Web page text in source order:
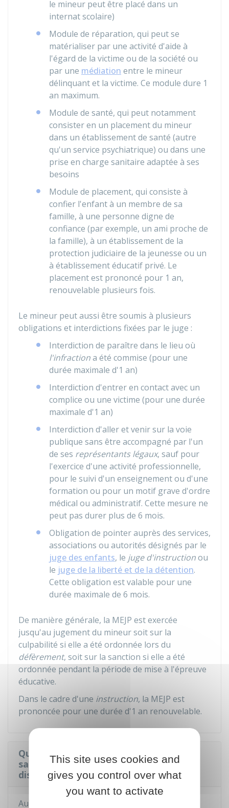
le mineur peut être placé dans un
internat scolaire)
Module de réparation, qui peut se
matérialiser par une activité d'aide à
l'égard de la victime ou de la société ou
par une médiation entre le mineur
délinquant et la victime. Ce module dure 1
an maximum.
Module de santé, qui peut notamment
consister en un placement du mineur
dans un établissement de santé (autre
qu'un service psychiatrique) ou dans une
prise en charge sanitaire adaptée à ses
besoins
Module de placement, qui consiste à
confier l'enfant à un membre de sa
famille, à une personne digne de
confiance (par exemple, un ami proche de
la famille), à un établissement de la
protection judiciaire de la jeunesse ou un
à établissement éducatif privé. Le
placement est prononcé pour 1 an,
renouvelable plusieurs fois.
Le mineur peut aussi être soumis à plusieurs
obligations et interdictions fixées par le juge :
Interdiction de paraître dans le lieu où
l'infractiona été commise (pour une
durée maximale d'1 an)
Interdiction d'entrer en contact avec un
complice ou une victime (pour une durée
maximale d'1 an)
Interdiction d'aller et venir sur la voie
publique sans être accompagné par l'un
de ses représentants légaux, sauf pour
l'exercice d'une activité professionnelle,
pour le suivi d'un enseignement ou d'une
formation ou pour un motif grave d'ordre
médical ou administratif. Cette mesure ne
peut pas durer plus de 6 mois.
Obligation de pointer auprès des services,
associations ou autorités désignés par le
juge des enfants, le juge d'instructionou
le juge de la liberté et de la détention.
Cette obligation est valable pour une
durée maximale de 6 mois.
De manière générale, la MEJP est exercée
jusqu'au jugement du mineur soit sur la
culpabilité si elle a été ordonnée lors du
défèrement, soit sur la sanction si elle a été
ordonnée pendant la période de mise à l'épreuve
éducative.
Dans le cadre d'une instruction, la MEJP est
prononcée pour une durée d'1 an renouvelable.
Quelles mesures permettent de
sanctionner un mineur capable de
discernement ?
Aucune peine ne peut être prononcée à l'égard
This site uses cookies and
gives you control over what
you want to activate